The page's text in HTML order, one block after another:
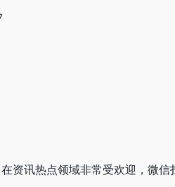
资讯热点领域非常受欢迎，微信